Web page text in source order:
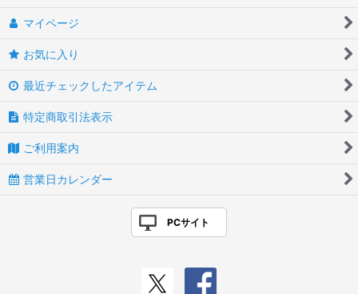
マイページ
お気に入り
最近チェックしたアイテム
特定商取引法表示
ご利用案内
営業日カレンダー
PCサイト